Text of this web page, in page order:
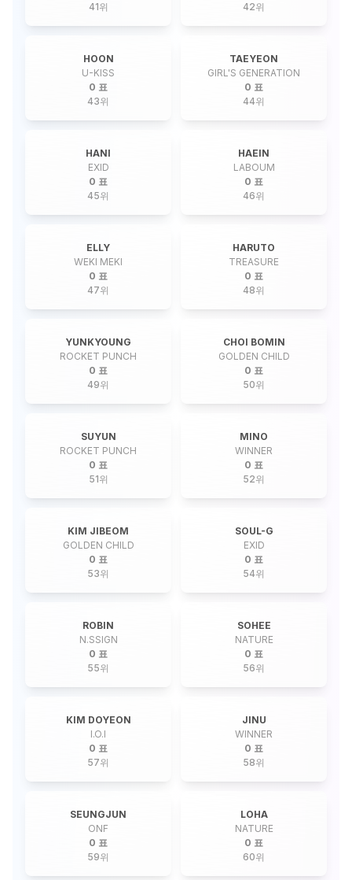
41위
42위
HOON
U-KISS
0 표
43위
TAEYEON
GIRL'S GENERATION
0 표
44위
HANI
EXID
0 표
45위
HAEIN
LABOUM
0 표
46위
ELLY
WEKI MEKI
0 표
47위
HARUTO
TREASURE
0 표
48위
YUNKYOUNG
ROCKET PUNCH
0 표
49위
CHOI BOMIN
GOLDEN CHILD
0 표
50위
SUYUN
ROCKET PUNCH
0 표
51위
MINO
WINNER
0 표
52위
KIM JIBEOM
GOLDEN CHILD
0 표
53위
SOUL-G
EXID
0 표
54위
ROBIN
N.SSIGN
0 표
55위
SOHEE
NATURE
0 표
56위
KIM DOYEON
I.O.I
0 표
57위
JINU
WINNER
0 표
58위
SEUNGJUN
ONF
0 표
59위
LOHA
NATURE
0 표
60위